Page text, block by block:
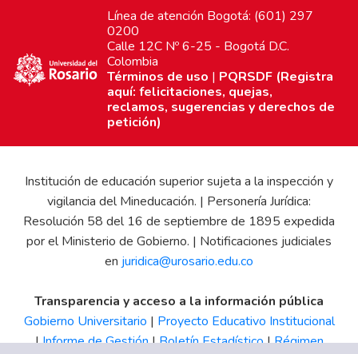
Línea de atención Bogotá: (601) 297
0200
Calle 12C Nº 6-25 - Bogotá D.C.
Colombia
Términos de uso | PQRSDF (Registra
aquí: felicitaciones, quejas,
reclamos, sugerencias y derechos de
petición)
Institución de educación superior sujeta a la inspección y
vigilancia del Mineducación. | Personería Jurídica:
Resolución 58 del 16 de septiembre de 1895 expedida
por el Ministerio de Gobierno. | Notificaciones judiciales
en juridica@urosario.edu.co
Transparencia y acceso a la información pública
Gobierno Universitario | Proyecto Educativo Institucional
|Informe de Gestión|Boletín Estadístico|Régimen